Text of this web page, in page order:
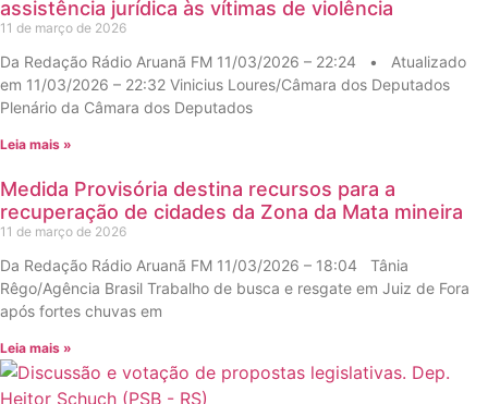
assistência jurídica às vítimas de violência
11 de março de 2026
Da Redação Rádio Aruanã FM 11/03/2026 – 22:24 • Atualizado
em 11/03/2026 – 22:32 Vinicius Loures/Câmara dos Deputados
Plenário da Câmara dos Deputados
Leia mais »
Medida Provisória destina recursos para a
recuperação de cidades da Zona da Mata mineira
11 de março de 2026
Da Redação Rádio Aruanã FM 11/03/2026 – 18:04 Tânia
Rêgo/Agência Brasil Trabalho de busca e resgate em Juiz de Fora
após fortes chuvas em
Leia mais »